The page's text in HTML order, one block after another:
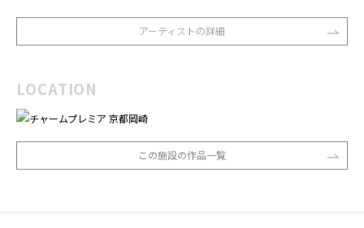
アーティストの詳細
LOCATION
この施設の作品一覧